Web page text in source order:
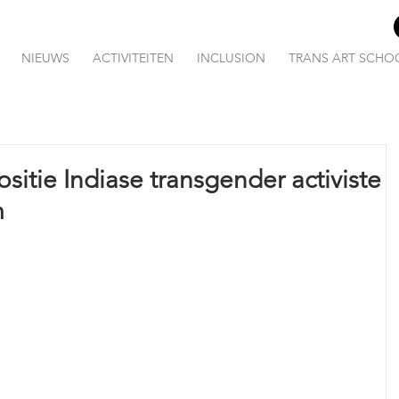
NIEUWS ACTIVITEITEN INCLUSION TRANS ART
Indiase transgender activiste